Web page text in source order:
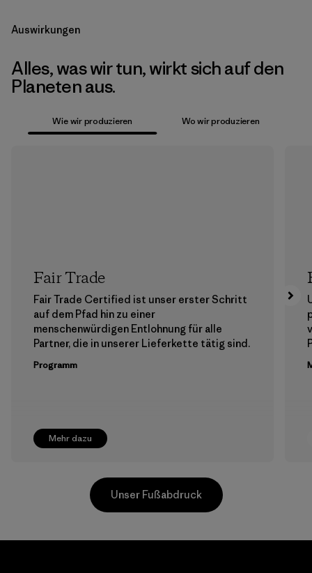
Auswirkungen
Alles, was wir tun, wirkt sich auf den
Planeten aus.
Wie wir produzieren Wo wir produzieren
Mehr dazu
Fair Trade
Fair Trade Certified ist unser erster Schritt
auf dem Pfad hin zu einer
menschenwürdigen Entlohnung für alle
Partner, die in unserer Lieferkette tätig sind.
Programm
Unser Fußabdruck